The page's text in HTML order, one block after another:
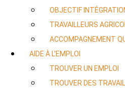
OBJECTIF
TRAVAILLEURS
ACCOMPAGNEMENT
AIDE À L’EMPLOI
TROUVER UN EMPLOI
TROUVER DES